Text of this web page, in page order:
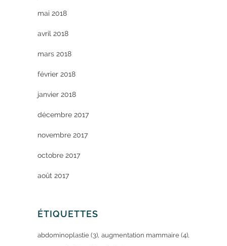
mai 2018
avril 2018
mars 2018
février 2018
janvier 2018
décembre 2017
novembre 2017
octobre 2017
août 2017
ÉTIQUETTES
abdominoplastie (3) augmentation mammaire (4)